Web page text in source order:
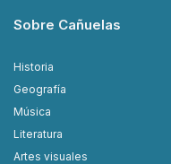
Sobre Cañuelas
Historia
Geografía
Música
Literatura
Artes visuales